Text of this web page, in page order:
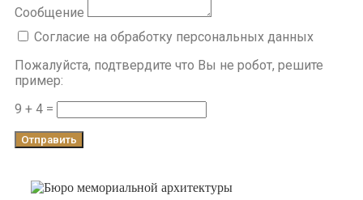
Сообщение
Согласие на обработку персональных данных
Пожалуйста, подтвердите что Вы не робот, решите
пример:
9 + 4 =
Отправить